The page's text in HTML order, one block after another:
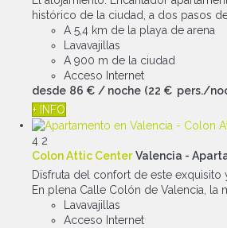
histórico de la ciudad, a dos pasos
A 5,4 km de la playa de arena
Lavavajillas
A 900 m de la ciudad
Acceso Internet
desde 86 € / noche (22 € pers./
+ INFO
4 2
Colon Attic Center Valencia -
Disfruta del confort de este exquisito
En plena Calle Colón de Valencia, la
Lavavajillas
Acceso Internet